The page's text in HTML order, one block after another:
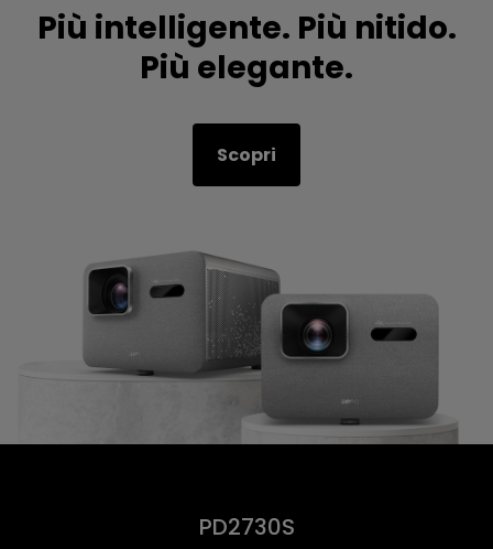
Più intelligente. Più nitido.
Più elegante.
Scopri
PD2730S